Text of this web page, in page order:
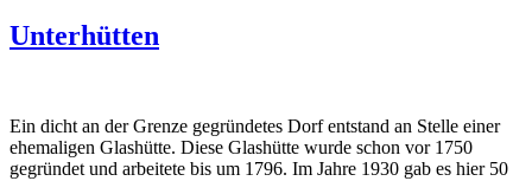
Unterhütten
Ein dicht an der Grenze gegründetes Dorf entstand an Stelle einer
ehemaligen Glashütte. Diese Glashütte wurde schon vor 1750
gegründet und arbeitete bis um 1796. Im Jahre 1930 gab es hier 50